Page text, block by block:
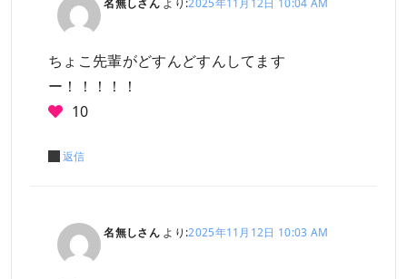
名無しさん より:2025年11月12日 10:04 AM
ちょこ先輩がどすんどすんしてます
ー！！！！！
10
返信
名無しさん より:2025年11月12日 10:03 AM